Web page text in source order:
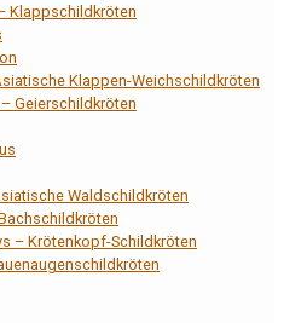
Klappschildkröten
Klappen-Weichschildkröten
Geierschildkröten
Waldschildkröten
– Krötenkopf-Schildkröten